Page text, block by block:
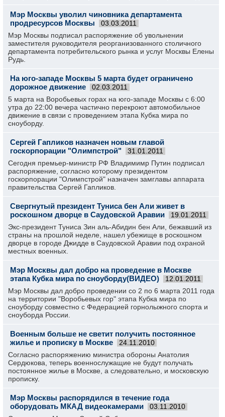
Мэр Москвы уволил чиновника департамента
продресурсов Москвы
03.03.2011
Мэр Москвы подписал распоряжение об увольнении
заместителя руководителя реорганизованного столичного
департамента потребительского рынка и услуг Москвы Елены
Рудь.
На юго-западе Москвы 5 марта будет ограничено
дорожное движение
02.03.2011
5 марта на Воробьевых горах на юго-западе Москвы с 6:00
утра до 22:00 вечера частично перекроют автомобильное
движение в связи с проведением этапа Кубка мира по
сноуборду.
Сергей Гапликов назначен новым главой
госкорпорации "Олимпстрой"
31.01.2011
Сегодня премьер-министр РФ Владимимр Путин подписал
распоряжение, согласно которому президентом
госкорпорации "Олимпстрой" назначен замглавы аппарата
правительства Сергей Гапликов.
Свергнутый президент Туниса бен Али живет в
роскошном дворце в Саудовской Аравии
19.01.2011
Экс-президент Туниса Зин аль-Абидин бен Али, бежавший из
страны на прошлой неделе, нашел убежище в роскошном
дворце в городе Джидде в Саудовской Аравии под охраной
местных военных.
Мэр Москвы дал добро на проведение в Москве
этапа Кубка мира по сноуборду(ВИДЕО)
12.01.2011
Мэр Москвы дал добро проведении со 2 по 6 марта 2011 года
на территории "Воробьевых гор" этапа Кубка мира по
сноуборду совместно с Федерацией горнолыжного спорта и
сноуборда России.
Военным больше не светит получить постоянное
жилье и прописку в Москве
24.11.2010
Согласно распоряжению министра обороны Анатолия
Сердюкова, теперь военнослужащие не будут получать
постоянное жилье в Москве, а следовательно, и московскую
прописку.
Мэр Москвы распорядился в течение года
оборудовать МКАД видеокамерами
03.11.2010